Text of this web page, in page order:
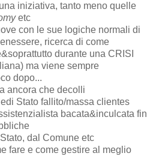
iniziativa, tanto meno quelle
etc
con le sue logiche normali di
ricerca di come
durante una CRISI
ma viene sempre
dopo...
ancora che decolli
Stato fallito/massa clientes
bacata&inculcata fin
dal Comune etc
fare e come gestire al meglio